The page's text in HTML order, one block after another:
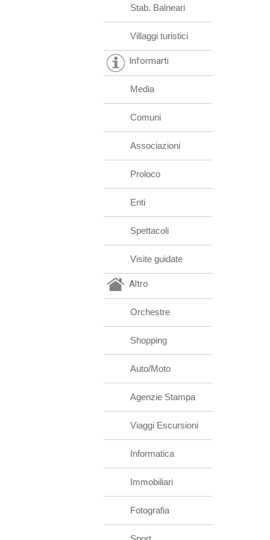
Stab. Balneari
Villaggi turistici
Informarti
Media
Comuni
Associazioni
Proloco
Enti
Spettacoli
Visite guidate
Altro
Orchestre
Shopping
Auto/Moto
Agenzie Stampa
Viaggi Escursioni
Informatica
Immobiliari
Fotografia